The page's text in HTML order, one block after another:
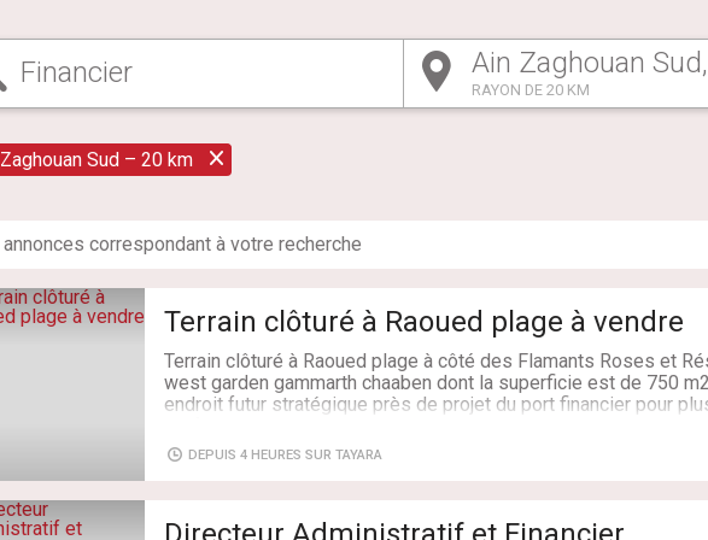
RAYON DE 20 KM
Sud – 20 km
annonces correspondant à votre recherche
Terrain clôturé à Raoued plage à vendre
Terrain clôturé à Raoued plage à côté des Flamants Roses et
west garden gammarth chaaben dont la superficie est de 750
endroit futur stratégique près de projet du port financier pour
DEPUIS 4 HEURES SUR TAYARA